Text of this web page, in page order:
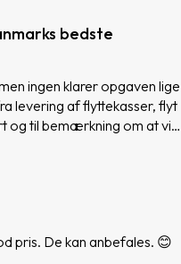
bedste
ingen klarer opgaven lige
levering af flyttekasser, flyt
og til bemærkning om at vi
helst! Brug dem næste gang
pris. De kan anbefales. 😊